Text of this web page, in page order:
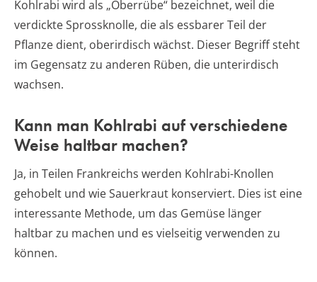
Kohlrabi wird als „Oberrübe“ bezeichnet, weil die
verdickte Sprossknolle, die als essbarer Teil der
Pflanze dient, oberirdisch wächst. Dieser Begriff steht
im Gegensatz zu anderen Rüben, die unterirdisch
wachsen.
Kann man Kohlrabi auf verschiedene
Weise haltbar machen?
Ja, in Teilen Frankreichs werden Kohlrabi-Knollen
gehobelt und wie Sauerkraut konserviert. Dies ist eine
interessante Methode, um das Gemüse länger
haltbar zu machen und es vielseitig verwenden zu
können.